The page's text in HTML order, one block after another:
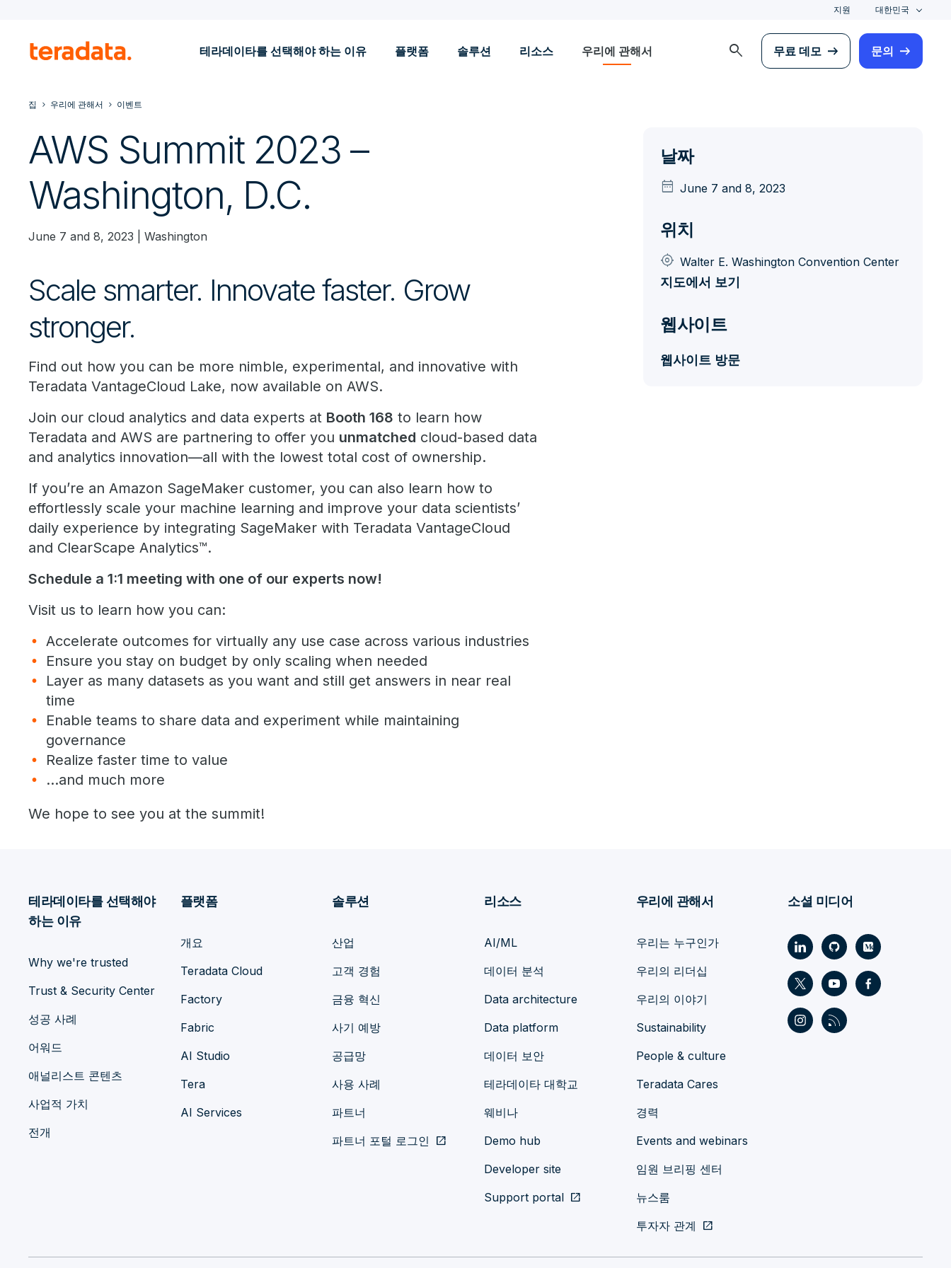
지원 대한민국
테라데이타를 선택해야 하는 이유 플랫폼 솔루션 리소스 우리에 관해서 search 무료 데모 문의
집 우리에 관해서 이벤트
AWS Summit 2023 –
Washington, D.C.
June 7 and 8, 2023 | Washington
Scale smarter. Innovate faster. Grow
stronger.
Find out how you can be more nimble, experimental, and innovative with
Teradata VantageCloud Lake, now available on AWS.
Join our cloud analytics and data experts at Booth 168 to learn how
Teradata and AWS are partnering to offer you unmatched cloud-based data
and analytics innovation—all with the lowest total cost of ownership.
If you’re an Amazon SageMaker customer, you can also learn how to
effortlessly scale your machine learning and improve your data scientists’
daily experience by integrating SageMaker with Teradata VantageCloud
and ClearScape Analytics™.
Schedule a 1:1 meeting with one of our experts now!
Visit us to learn how you can:
Accelerate outcomes for virtually any use case across various industries
Ensure you stay on budget by only scaling when needed
Layer as many datasets as you want and still get answers in near real
time
Enable teams to share data and experiment while maintaining
governance
Realize faster time to value
…and much more
We hope to see you at the summit!
날짜
date_range June 7 and 8, 2023
위치
my_location Walter E. Washington Convention Center
지도에서 보기
웹사이트
웹사이트 방문
테라데이타를 선택해야
하는 이유
Why we're trusted
Trust & Security Center
성공 사례
어워드
애널리스트 콘텐츠
사업적 가치
전개
플랫폼
개요
Teradata Cloud
Factory
Fabric
AI Studio
Tera
AI Services
솔루션
산업
고객 경험
금융 혁신
사기 예방
공급망
사용 사례
파트너
파트너 포털 로그인 open_in_new
리소스
AI/ML
데이터 분석
Data architecture
Data platform
데이터 보안
테라데이타 대학교
웨비나
Demo hub
Developer site
Support portal open_in_new
우리에 관해서
우리는 누구인가
우리의 리더십
우리의 이야기
Sustainability
People & culture
Teradata Cares
경력
Events and webinars
임원 브리핑 센터
뉴스룸
투자자 관계 open_in_new
소셜 미디어